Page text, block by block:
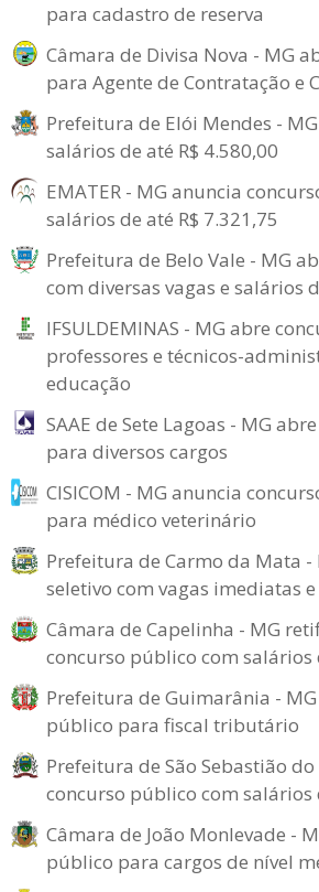
para cadastro de reserva
Câmara de Divisa Nova - MG
para Agente de Contratação e
Prefeitura de Elói Mendes -
salários de até R$ 4.580,00
EMATER - MG anuncia
salários de até R$ 7.321,75
Prefeitura de Belo Vale - MG
com diversas vagas e salários
IFSULDEMINAS - MG abre
professores e técnicos-
educação
SAAE de Sete Lagoas - MG
para diversos cargos
CISICOM - MG anuncia
para médico veterinário
Prefeitura de Carmo da Mata -
seletivo com vagas imediatas
Câmara de Capelinha - MG
concurso público com salários
Prefeitura de Guimarânia -
público para fiscal tributário
Prefeitura de São Sebastião
concurso público com salários
Câmara de João Monlevade -
público para cargos de nível